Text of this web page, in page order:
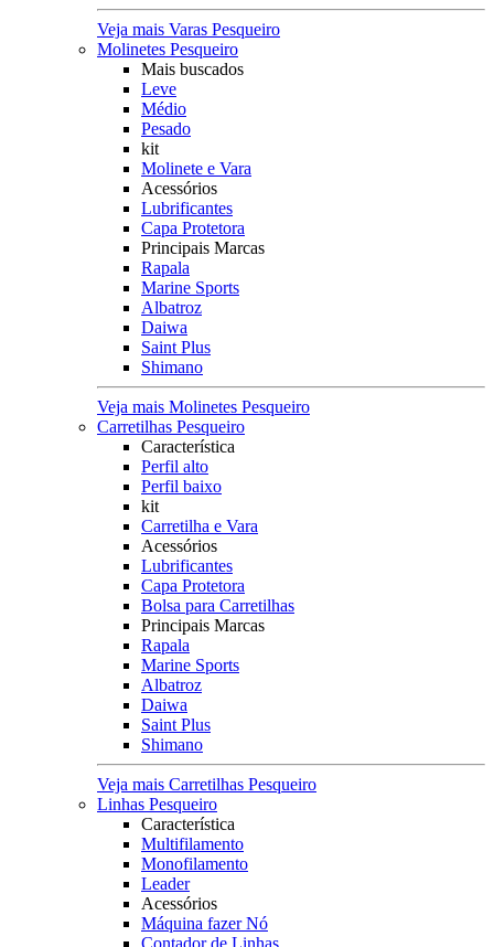
Veja mais Varas Pesqueiro
Molinetes Pesqueiro
Mais buscados
Leve
Médio
Pesado
kit
Molinete e Vara
Acessórios
Lubrificantes
Capa Protetora
Principais Marcas
Rapala
Marine Sports
Albatroz
Daiwa
Saint Plus
Shimano
Veja mais Molinetes Pesqueiro
Carretilhas Pesqueiro
Característica
Perfil alto
Perfil baixo
kit
Carretilha e Vara
Acessórios
Lubrificantes
Capa Protetora
Bolsa para Carretilhas
Principais Marcas
Rapala
Marine Sports
Albatroz
Daiwa
Saint Plus
Shimano
Veja mais Carretilhas Pesqueiro
Linhas Pesqueiro
Característica
Multifilamento
Monofilamento
Leader
Acessórios
Máquina fazer Nó
Contador de Linhas